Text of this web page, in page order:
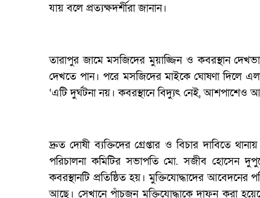
যায় বলে প্রত্যক্ষদর্শীরা জানান।
তারাপুর জামে মসজিদের মুয়াজ্জিন ও কবরস্থান
দেখতে পান। পরে মসজিদের মাইকে ঘোষণা দিলে
‘এটি দুর্ঘটনা নয়। কবরস্থানে বিদ্যুৎ নেই,
দ্রুত দোষী ব্যক্তিদের গ্রেপ্তার ও বিচার দাবিতে
পরিচালনা কমিটির সভাপতি মো. সজীব হোসেন
কবরস্থানটি প্রতিষ্ঠিত হয়। মুক্তিযোদ্ধাদের আবেদনের
আছে। সেখানে পাঁচজন মুক্তিযোদ্ধাকে দাফন করা